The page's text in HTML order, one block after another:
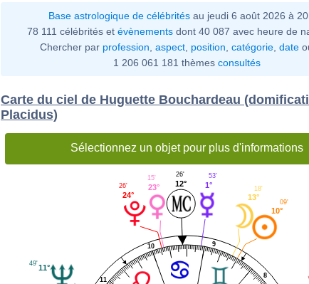
Base astrologique de célébritésau jeudi 6 août 2026 à
78 111 célébrités et évènements dont 40 087 avec heure de
Chercher par profession aspect position catégorie date
1 206 061 181 thèmes consultés
Carte du ciel de Huguette Bouchardeau
Placidus)
Sélectionnez un objet pour plus d'informations
8
9
10
11
10°
09'
13°
18'
1°
53'
12°
26'
23°
15'
24°
26'
11°
49'